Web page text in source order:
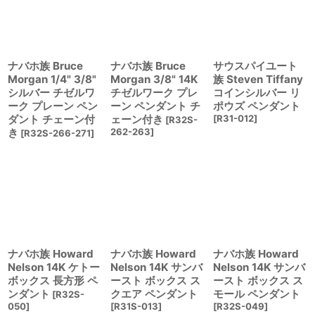
ナバホ族 Bruce
Morgan 1/4" 3/8"
シルバー チゼルワ
ーク プレーン ペン
ダント チェーン付
き [R32S-266-271]
ナバホ族 Bruce
Morgan 3/8" 14K
チゼルワーク プレ
ーン ペンダント チ
ェーン付き [R32S-
262-263]
サウスパイユート
族 Steven Tiffany
コインシルバー リ
ポウズ ペンダント
[R31-012]
ナバホ族 Howard
Nelson 14K ケトー
ボックス 長方形 ペ
ンダント [R32S-
050]
ナバホ族 Howard
Nelson 14K サンバ
ースト ボックス ス
クエア ペンダント
[R31S-013]
ナバホ族 Howard
Nelson 14K サンバ
ースト ボックス ス
モール ペンダント
[R32S-049]